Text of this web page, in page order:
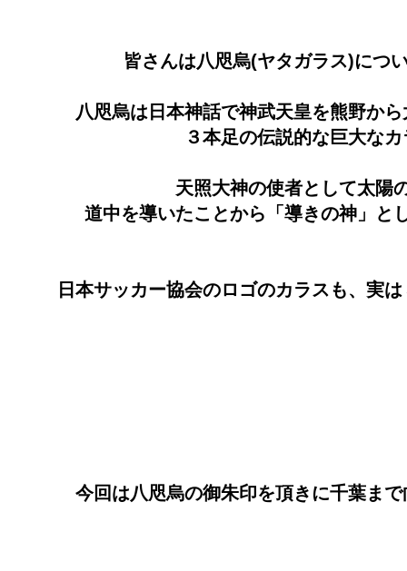
皆さんは八咫烏(ヤタガラス)につ
八咫烏は日本神話で神武天皇を熊野か
３本足の伝説的な巨大な
天照大神の使者として太陽
道中を導いたことから「導きの神」と
日本サッカー協会のロゴのカラスも、実
今回は八咫烏の御朱印を頂きに千葉ま